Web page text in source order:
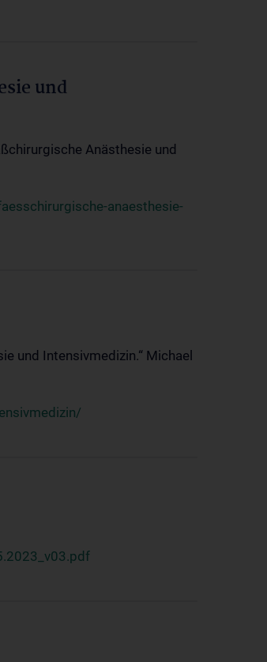
und
Anästhesie und
anaesthesie-
und Intensivmedizin.“ Michael